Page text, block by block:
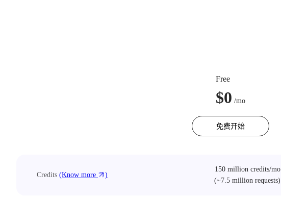
Free
$0 /mo
免费开始
Credits (Know more )
150 million credits/mo
(~7.5 million requests)